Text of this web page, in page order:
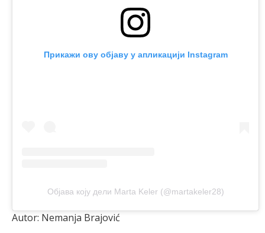
Прикажи ову објаву у апликацији Instagram
Објава коју дели Marta Keler (@martakeler28)
Autor: Nemanja Brajović